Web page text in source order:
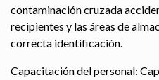
contaminación cruzada
recipientes y las áreas de
correcta identificación.
Capacitación del personal: